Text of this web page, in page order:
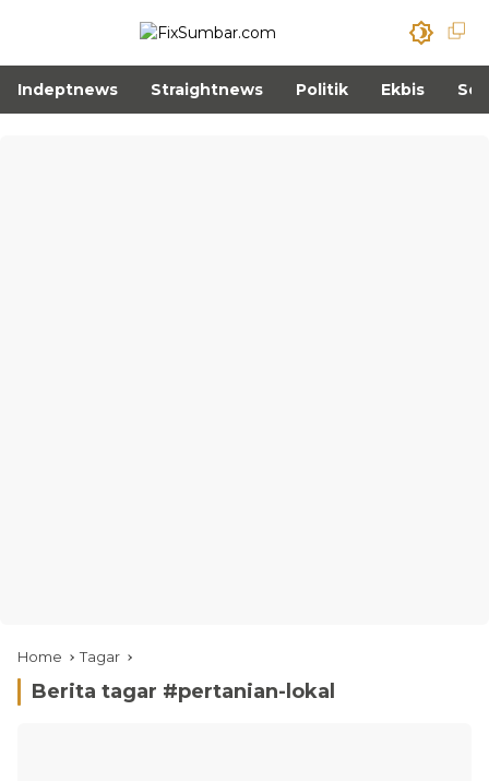
Indeptnews Straightnews Politik Ekbis
Home Tagar
Berita tagar #pertanian-lokal